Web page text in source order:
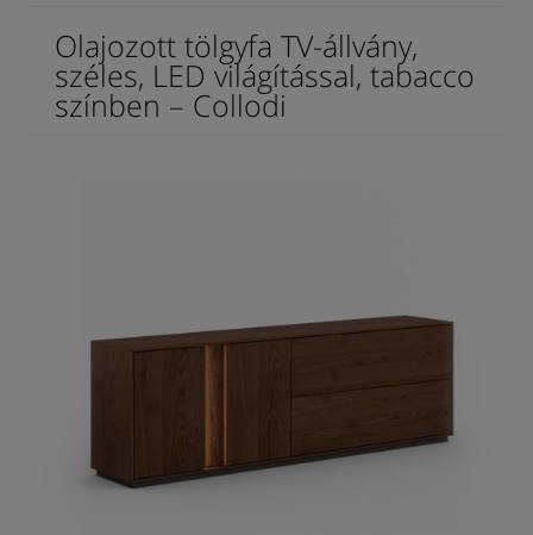
Olajozott tölgyfa TV-állvány,
széles, LED világítással, tabacco
színben – Collodi